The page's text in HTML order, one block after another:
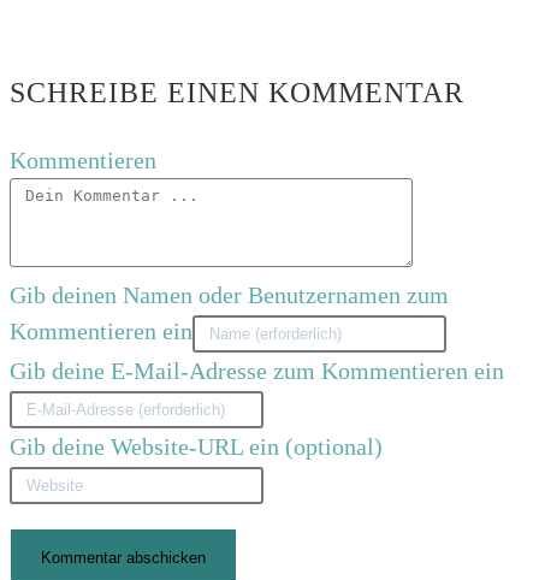
SCHREIBE EINEN KOMMENTAR
Kommentieren
Gib deinen Namen oder Benutzernamen zum
Kommentieren ein
Gib deine E-Mail-Adresse zum Kommentieren ein
Gib deine Website-URL ein (optional)